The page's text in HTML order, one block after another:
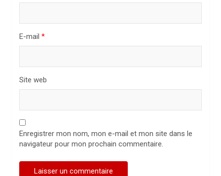
E-mail *
Site web
Enregistrer mon nom, mon e-mail et mon site dans le
navigateur pour mon prochain commentaire.